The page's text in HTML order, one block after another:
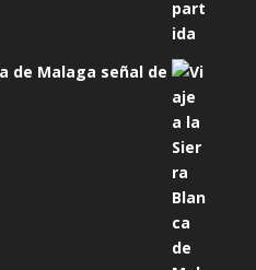
de Malaga señal de